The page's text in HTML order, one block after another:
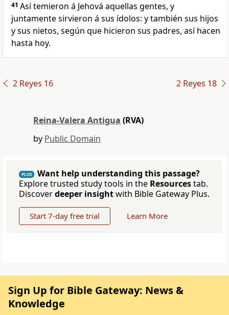
41 Así temieron á Jehová aquellas gentes, y
juntamente sirvieron á sus ídolos: y también sus hijos
y sus nietos, según que hicieron sus padres, así hacen
hasta hoy.
2 Reyes 16 2 Reyes 18
Reina-Valera Antigua (RVA)
by Public Domain
PLUS
Want help understanding this passage?
Explore trusted study tools in the Resourcestab.
Discoverdeeper insightwith Bible Gateway Plus.
Start 7-day free trial Learn More
Sign Up for Bible Gateway: News &
Knowledge